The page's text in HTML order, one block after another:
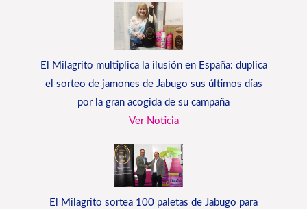
El Milagrito multiplica la ilusión en España: duplica
el sorteo de jamones de Jabugo sus últimos días
por la gran acogida de su campaña
Ver Noticia
El Milagrito sortea 100 paletas de Jabugo para